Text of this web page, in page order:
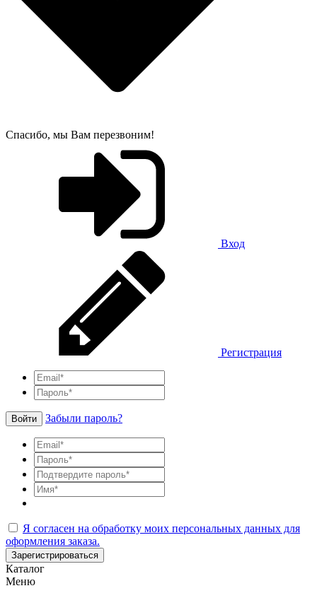
Спасибо, мы Вам перезвоним!
Вход
Регистрация
Войти Забыли пароль?
Я согласен на обработку моих персональных данных для
оформления заказа.
Зарегистрироваться
Каталог
Меню